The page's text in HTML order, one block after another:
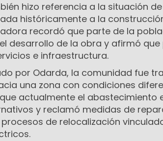
hizo referencia a la situación de
históricamente a la
recordó que parte de la
desarrollo de la obra y afirmó que
e infraestructura.
por Odarda, la comunidad fue
una zona con condiciones
actualmente el abastecimiento
y reclamó medidas de
de relocalización